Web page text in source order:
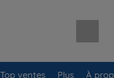
Top ventes Plus À